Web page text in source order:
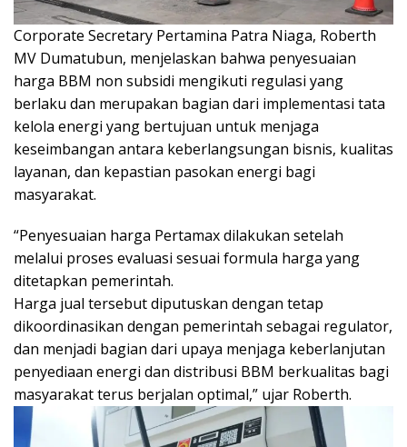
Corporate Secretary Pertamina Patra Niaga, Roberth
MV Dumatubun, menjelaskan bahwa penyesuaian
harga BBM non subsidi mengikuti regulasi yang
berlaku dan merupakan bagian dari implementasi tata
kelola energi yang bertujuan untuk menjaga
keseimbangan antara keberlangsungan bisnis, kualitas
layanan, dan kepastian pasokan energi bagi
masyarakat.
“Penyesuaian harga Pertamax dilakukan setelah
melalui proses evaluasi sesuai formula harga yang
ditetapkan pemerintah.
Harga jual tersebut diputuskan dengan tetap
dikoordinasikan dengan pemerintah sebagai regulator,
dan menjadi bagian dari upaya menjaga keberlanjutan
penyediaan energi dan distribusi BBM berkualitas bagi
masyarakat terus berjalan optimal,” ujar Roberth.